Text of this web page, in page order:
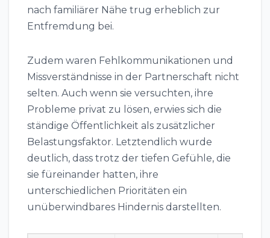
nach familiärer Nähe trug erheblich zur
Entfremdung bei.
Zudem waren Fehlkommunikationen und
Missverständnisse in der Partnerschaft nicht
selten. Auch wenn sie versuchten, ihre
Probleme privat zu lösen, erwies sich die
ständige Öffentlichkeit als zusätzlicher
Belastungsfaktor. Letztendlich wurde
deutlich, dass trotz der tiefen Gefühle, die
sie füreinander hatten, ihre
unterschiedlichen Prioritäten ein
unüberwindbares Hindernis darstellten.